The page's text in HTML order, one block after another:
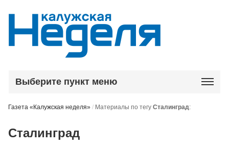
Выберите пункт меню
Газета «Калужская неделя» / Материалы по тегуСталинград:
Сталинград